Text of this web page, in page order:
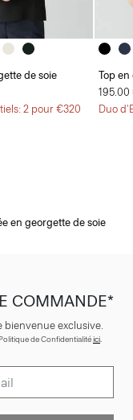
de soie
2 pour €320
Top
195.00
Duo
en georgette de soie
COMMANDE*
bienvenue exclusive.
de Confidentialitéici.